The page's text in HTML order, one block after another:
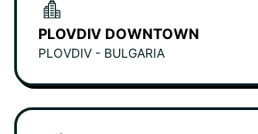
PLOVDIV DOWNTOWN
PLOVDIV - BULGARIA